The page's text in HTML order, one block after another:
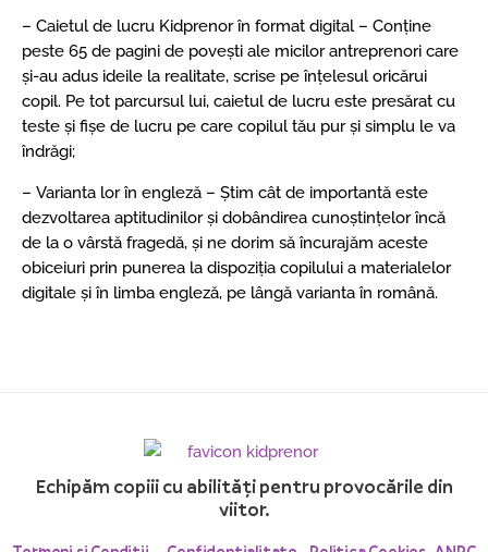
– Caietul de lucru Kidprenor în format digital – Conține
peste 65 de pagini de povești ale micilor antreprenori care
și-au adus ideile la realitate, scrise pe înțelesul oricărui
copil. Pe tot parcursul lui, caietul de lucru este presărat cu
teste și fișe de lucru pe care copilul tău pur și simplu le va
îndrăgi;
– Varianta lor în engleză – Știm cât de importantă este
dezvoltarea aptitudinilor și dobândirea cunoștințelor încă
de la o vârstă fragedă, și ne dorim să încurajăm aceste
obiceiuri prin punerea la dispoziția copilului a materialelor
digitale și în limba engleză, pe lângă varianta în română.
Echipăm copiii cu abilități pentru provocările din
viitor.